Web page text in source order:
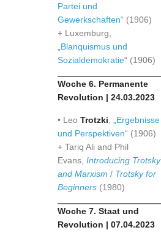
Partei und
Gewerkschaften“ (1906)
+ Luxemburg,
Blanquismus und
Sozialdemokratie“ (1906)
Woche 6. Permanente
Revolution | 24.03.2023
• Leo Trotzki
Ergebnisse
und Perspektiven“ (1906)
+ Tariq Ali and Phil
Evans, Introducing Trotsky
and Marxism / Trotsky for
Beginners (1980)
Woche 7. Staat und
Revolution | 07.04.2023